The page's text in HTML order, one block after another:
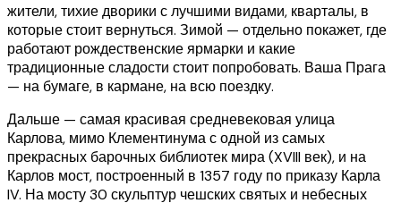
жители, тихие дворики с лучшими видами, кварталы, в
которые стоит вернуться. Зимой — отдельно покажет, где
работают рождественские ярмарки и какие
традиционные сладости стоит попробовать. Ваша Прага
— на бумаге, в кармане, на всю поездку.
Дальше — самая красивая средневековая улица
Карлова, мимо Клементинума с одной из самых
прекрасных барочных библиотек мира (XVIII век), и на
Карлов мост, построенный в 1357 году по приказу Карла
IV. На мосту 30 скульптур чешских святых и небесных